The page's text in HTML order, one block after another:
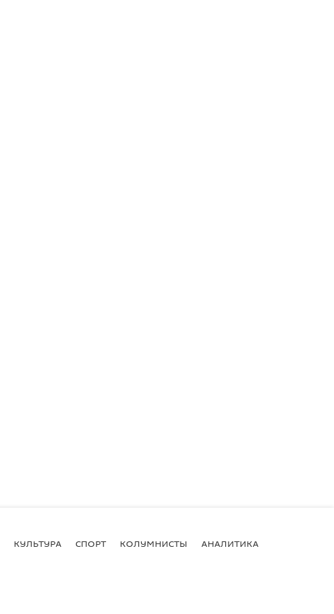
КУЛЬТУРА СПОРТ КОЛУМНИСТЫ АНАЛИТИКА